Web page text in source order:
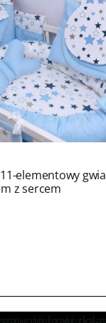
elementowy
z sercem